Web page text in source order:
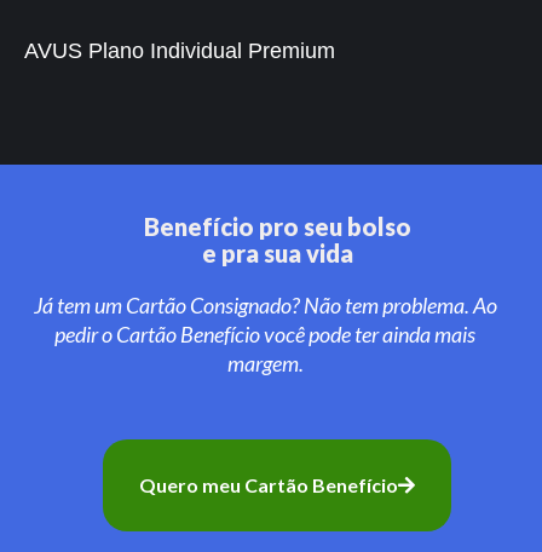
AVUS Plano Individual Premium
Benefício pro seu bolso
e pra sua vida
Já tem um Cartão Consignado? Não tem problema. Ao
pedir o Cartão Benefício você pode ter ainda mais
margem.
Quero meu Cartão Benefício